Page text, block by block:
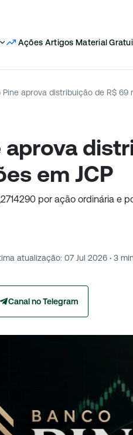
Ações Artigos Material
Pine aprova distribuição de R$ 69
aprova
em JCP
por ação ordinária e
atualização: 07 Jul 2026 · 3
Canal no Telegram